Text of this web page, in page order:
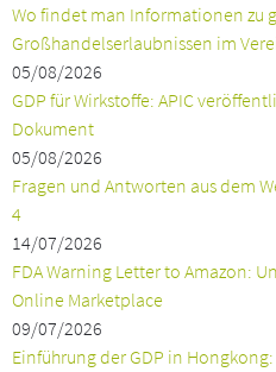
Wo findet man Informationen zu
Großhandelserlaubnissen im
05/08/2026
GDP für Wirkstoffe: APIC
Dokument
05/08/2026
Fragen und Antworten aus dem
4
14/07/2026
FDA Warning Letter to Amazon:
Online Marketplace
09/07/2026
Einführung der GDP in